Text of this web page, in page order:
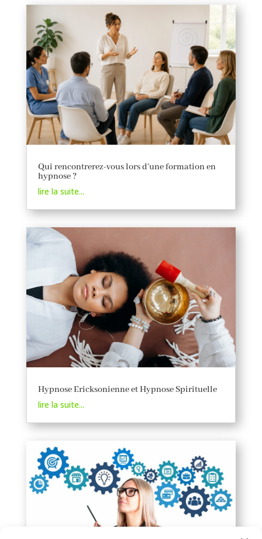
Qui rencontrerez-vous lors d’une formation en
hypnose ?
lire la suite...
Hypnose Ericksonienne et Hypnose Spirituelle
lire la suite...